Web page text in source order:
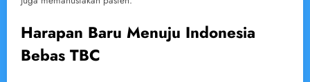
Harapan Baru Menuju Indonesia
Bebas TBC